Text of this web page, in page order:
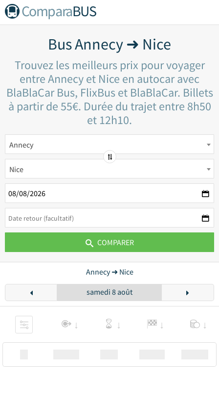
ComparaBUS
Bus Annecy ➜ Nice
Trouvez les meilleurs prix pour voyager
entre Annecy et Nice en autocar avec
BlaBlaCar Bus, FlixBus et BlaBlaCar. Billets
à partir de 55€. Durée du trajet entre 8h50
et 12h10.
Annecy
Nice
COMPARER
Annecy ➜ Nice
samedi 8 août